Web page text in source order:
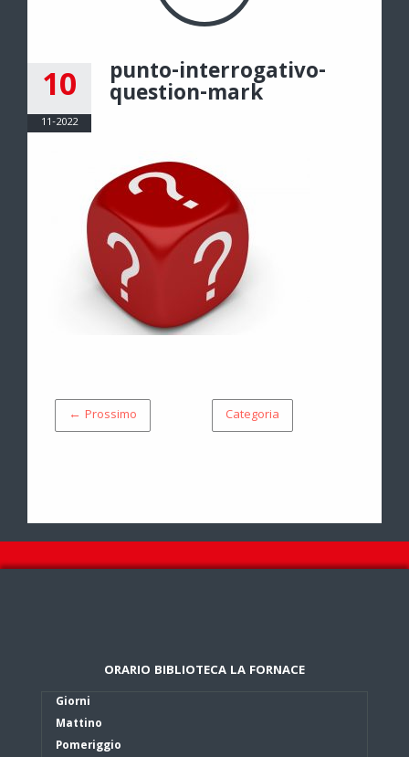
10
11-2022
punto-interrogativo-
question-mark
← Prossimo Categoria
ORARIO BIBLIOTECA LA FORNACE
Giorni
Mattino
Pomeriggio